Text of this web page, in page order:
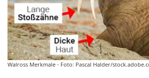
Walross Merkmale - Foto: Pascal Halder/